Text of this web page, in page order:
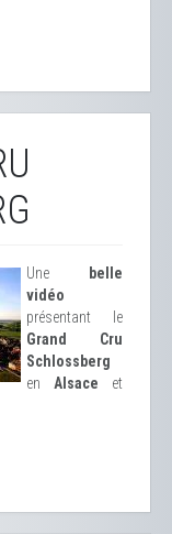
Une
belle
vidéo
présentant le
Grand Cru
Schlossberg
en Alsace et